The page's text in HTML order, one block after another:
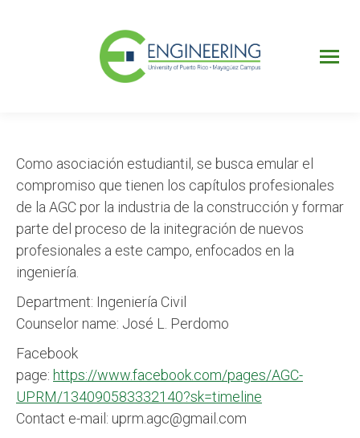
Como asociación estudiantil, se busca emular el
compromiso que tienen los capítulos profesionales
de la AGC por la industria de la construcción y formar
parte del proceso de la initegración de nuevos
profesionales a este campo, enfocados en la
ingeniería.
Department: Ingeniería Civil
Counselor name: José L. Perdomo
Facebook
page: https://www.facebook.com/pages/AGC-
UPRM/134090583332140?sk=timeline
Contact e-mail: uprm.agc@gmail.com